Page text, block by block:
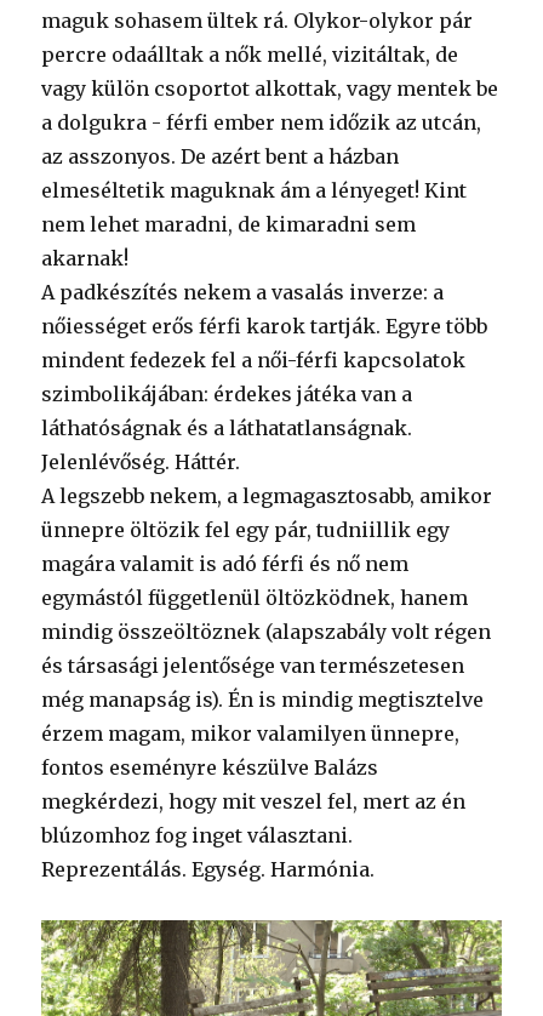
maguk sohasem ültek rá. Olykor-olykor pár
percre odaálltak a nők mellé, vizitáltak, de
vagy külön csoportot alkottak, vagy mentek be
a dolgukra - férfi ember nem időzik az utcán,
az asszonyos. De azért bent a házban
elmeséltetik maguknak ám a lényeget! Kint
nem lehet maradni, de kimaradni sem
akarnak!
A padkészítés nekem a vasalás inverze: a
nőiességet erős férfi karok tartják. Egyre több
mindent fedezek fel a női-férfi kapcsolatok
szimbolikájában: érdekes játéka van a
láthatóságnak és a láthatatlanságnak.
Jelenlévőség. Háttér.
A legszebb nekem, a legmagasztosabb, amikor
ünnepre öltözik fel egy pár, tudniillik egy
magára valamit is adó férfi és nő nem
egymástól függetlenül öltözködnek, hanem
mindig összeöltöznek (alapszabály volt régen
és társasági jelentősége van természetesen
még manapság is). Én is mindig megtisztelve
érzem magam, mikor valamilyen ünnepre,
fontos eseményre készülve Balázs
megkérdezi, hogy mit veszel fel, mert az én
blúzomhoz fog inget választani.
Reprezentálás. Egység. Harmónia.